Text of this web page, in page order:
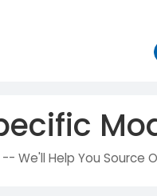
We'll Help You Source